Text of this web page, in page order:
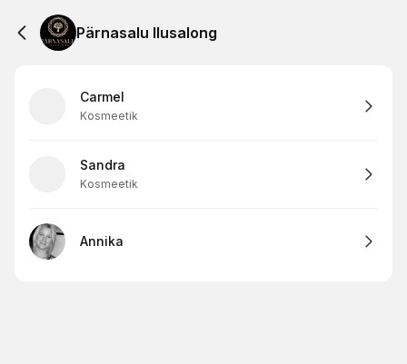
Pärnasalu Ilusalong
Carmel
Kosmeetik
Sandra
Kosmeetik
Annika